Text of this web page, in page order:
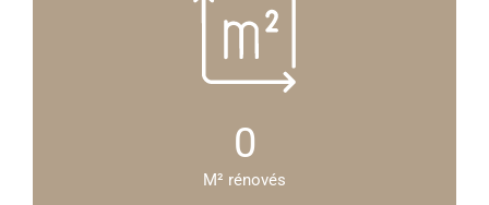
0
M² rénovés